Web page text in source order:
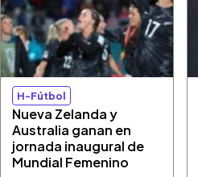
H-Fútbol
Nueva Zelanda y
Australia ganan en
jornada inaugural de
Mundial Femenino